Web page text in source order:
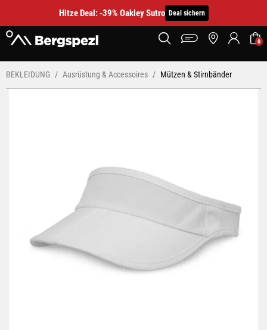
Hitze Deal: -39% Oakley Sutro Deal sichern
0
BEKLEIDUNG Ausrüstung & Accessoires Mützen & Stirnbänder